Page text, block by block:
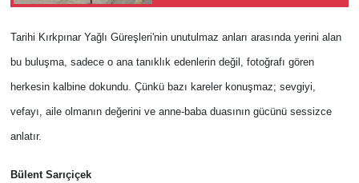
Tarihi Kırkpınar Yağlı Güreşleri'nin unutulmaz anları arasında yerini alan
bu buluşma, sadece o ana tanıklık edenlerin değil, fotoğrafı gören
herkesin kalbine dokundu. Çünkü bazı kareler konuşmaz; sevgiyi,
vefayı, aile olmanın değerini ve anne-baba duasının gücünü sessizce
anlatır.
Bülent Sarıçiçek